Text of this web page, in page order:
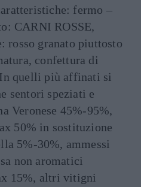
fermo –
CARNI ROSSE,
rosso granato piuttosto
confettura di
quelli più affinati si
sentori speziati e
Veronese 45%-95%,
50% in sostituzione
5%-30%, ammessi
non aromatici
15%, altri vitigni